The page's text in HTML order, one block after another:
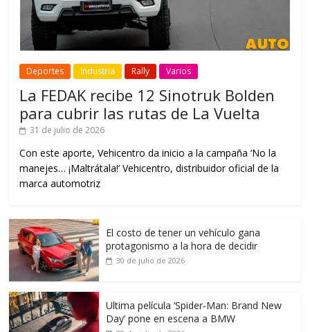
Deportes Industria Rally Varios
La FEDAK recibe 12 Sinotruk Bolden
para cubrir las rutas de La Vuelta
31 de julio de 2026
Con este aporte, Vehicentro da inicio a la campaña ‘No la
manejes… ¡Maltrátala!’ Vehicentro, distribuidor oficial de la
marca automotriz
El costo de tener un vehículo gana
protagonismo a la hora de decidir
30 de julio de 2026
Ultima película ‘Spider‑Man: Brand New
Day’ pone en escena a BMW